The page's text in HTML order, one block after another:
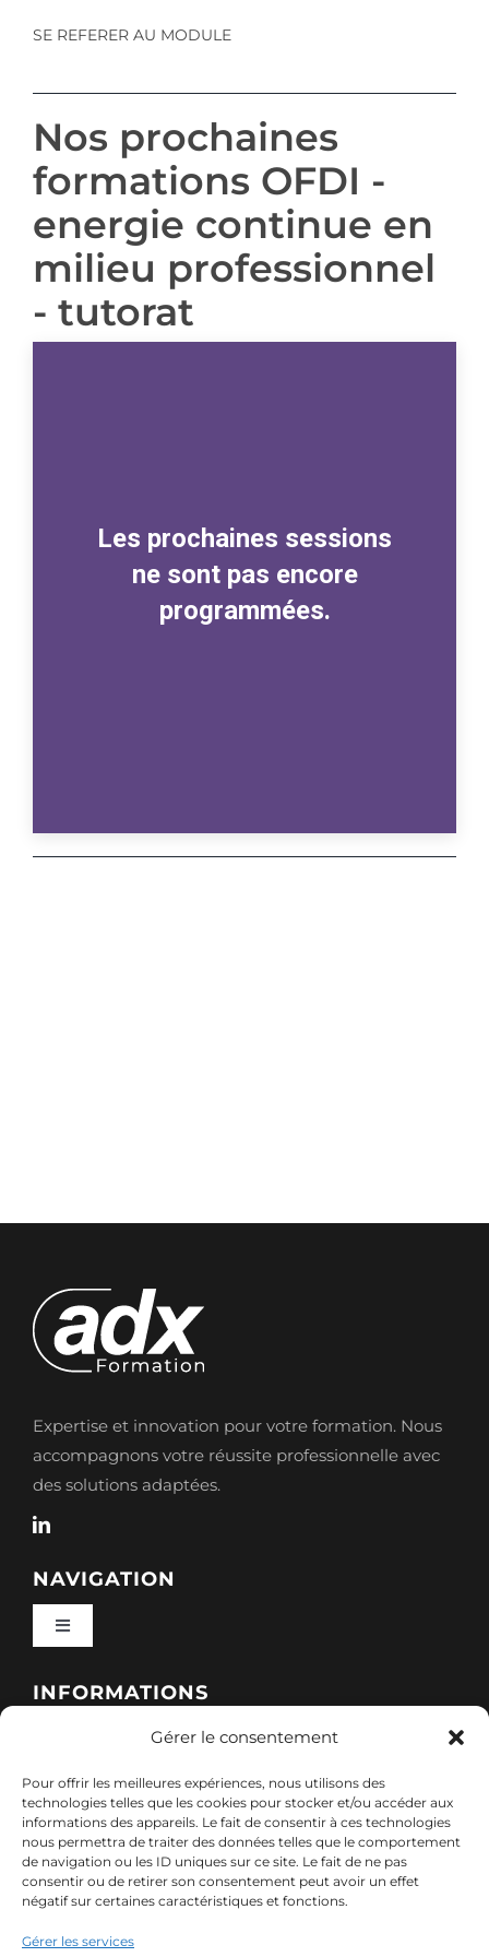
Gérer le consentement
Pour offrir les meilleures expériences, nous utilisons des
technologies telles que les cookies pour stocker et/ou accéder aux
informations des appareils. Le fait de consentir à ces technologies
nous permettra de traiter des données telles que le comportement
de navigation ou les ID uniques sur ce site. Le fait de ne pas
consentir ou de retirer son consentement peut avoir un effet
négatif sur certaines caractéristiques et fonctions.
Gérer les services
SE REFERER AU MODULE
Nos prochaines
formations OFDI -
energie continue en
milieu professionnel
- tutorat
Les prochaines sessions
ne sont pas encore
programmées.
Expertise et innovation pour votre formation. Nous
accompagnons votre réussite professionnelle avec
des solutions adaptées.
NAVIGATION
Toggle
Qui sommes-nous ?
Nos sessions
Ressources
INFORMATIONS
Politique de cookies (UE)
Mentions légales
Politique de confidentialité des données (RGPD)
CONTACT
7, rue de Marigné-Peuton – 53200 Château-
Gontier
contact@adx-formation.com